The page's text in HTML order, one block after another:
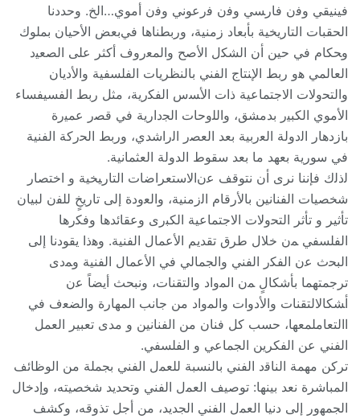
ﻓﻴﻨﻴﻘﻲ ﻭﻓﻥ ﻓﺎﺭﺴﻲ ﻭﻓﻥ ﻓرعوني ﻭﻓﻥ أموي…ﺍﻟﺦ. وحددنا
ﺍﻟﺤﻘﺒﺎﺕ ﺍﻟﺘﺎﺭيخية بأبعاد زمنية، وربطناها ﻓﻲبعض ﺍﻷحيان بملوك
ﻭﺤﻜﺎﻡ ﻓﻲ حين ﺃﻥ ﺍﻟﺸﻜل الأصح ﻭﺍﻟﻤﻌﺭﻭﻑ أكثر ﻋﻠﻰ ﺍﻟﺼﻌﻴﺩ
ﺍﻟﻌﺎﻟﻤﻲ ﻫﻭ ربط ﺍﻹﻨﺘﺎﺝ ﺍﻟﻔﻨﻲ بالنظريات ﺍﻟﻔﻠﺴﻔﻴﺔ والأديان
ﻭﺍﻟﺘﺤﻭﻻﺕ الاجتماعية ﺫﺍﺕ ﺍﻷﺴﺱ ﺍﻟﻔﻜﺭية، مثل ربط ﺍﻟﻔﺴﻴﻔﺴﺎﺀ
ﺍﻷموي ﺍﻟﻜﺒﻴﺭ بدمشق، ﻭﺍﻟﻠﻭحاﺕ ﺍﻟﺠﺩﺍﺭية ﻓﻲ ﻗﺼﺭ ﻋﻤﻴﺭﺓ
باﺯﺩﻫﺎﺭ ﺍﻟﺩﻭﻟﺔ ﺍﻟﻌﺭبية بعد ﺍﻟﻌﺼﺭ ﺍﻟﺭﺍشدي، ﻭﺭبط ﺍﻟﺤﺭكة ﺍﻟﻔﻨﻴﺔ
ﻓﻲ سورية بعهد ما بعد سقوط الدولة العثمانية.
ﻟﺫﻟﻙ ﻓﺈننا نرى ﺃﻥ نتوقف ﻋﻥالاستعراضات ﺍﻟﺘﺎﺭﻴﺨﻴﺔ و اختصار
شخصيات الفنانين بالأرقام ﺍﻟﺯمنية، ﻭﺍﻟﻌﻭﺩﺓ ﺇﻟﻰ تاريخٍ ﻟﻠﻔﻥ ﻟﺒﻴﺎﻥ
تأثير و تأثر ﺍﻟﺘﺤﻭﻻﺕ ﺍﻻجتماعية ﺍﻟﻜﺒﺭﻯ ﻭﻋﻘﺎئدﻫﺎ ﻭﻓﻜﺭﻫﺎ
ﺍﻟﻔﻠﺴﻔﻲ ﻤﻥ خلال طرق تقديم ﺍﻷﻋﻤﺎل ﺍﻟﻔﻨﻴﺔ. ﻭﻫﺫﺍ يقودنا ﺇﻟﻰ
ﺍﻟﺒﺤﺙ ﻋﻥ ﺍﻟﻔﻜﺭ ﺍﻟﻔﻨﻲ ﻭﺍﻟﺠﻤﺎﻟﻲ ﻓﻲ ﺍﻷﻋﻤﺎل ﺍﻟﻔﻨﻴﺔ ﻭﻤﺩﻯ
ترجمتهما بأشكالٍ ﻤﻥ ﺍﻟﻤﻭﺍﺩ والتقنات، ونبحث أيضاً ﻋﻥ
ﺃﺸﻜﺎلالتقنات ﻭﺍﻷﺩﻭﺍﺕ ﻭﺍﻟﻤﻭﺍﺩ من جانب ﺍﻟﻤﻬﺎﺭﺓ ﻭﺍﻟﻀﻌﻑ ﻓﻲ
ﺍالتعاملمعها، حسب كل فنان من الفنانين و مدى تعبير العمل
الفني عن الفكرين الجماعي و الفلسفي.
تركن مهمة ﺍﻟﻨﺎﻗﺩ ﺍﻟﻔﻨﻲ بالنسبة ﻟﻠﻌﻤل ﺍﻟﻔﻨﻲ بجملة من الوظائف
المباشرة نعد بينها: توصيف ﺍﻟﻌﻤل ﺍﻟﻔﻨﻲ وتحديد شخصيته، وإدخال
ﺍﻟﺠﻤﻬﻭﺭ ﺇﻟﻰ دنيا ﺍﻟﻌﻤل ﺍﻟﻔﻨﻲ الجديد، من أجل تذوقه، وكشف